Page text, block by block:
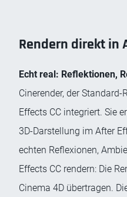
Rendern direkt in
Echt real: Reflektionen,
Cinerender, der
Effects CC integriert. Sie
3D-Darstellung im After
echten Reflexionen,
Effects CC rendern: Die
Cinema 4D übertragen.